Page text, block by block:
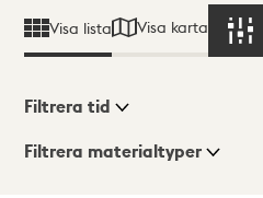
Visa lista Visa karta
Visningsläge
Filtrera tid
Filtrera materialtyper